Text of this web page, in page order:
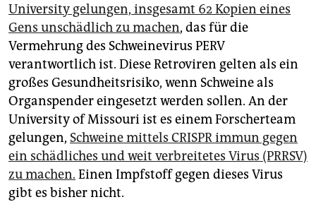
University gelungen, insgesamt 62 Kopien eines
Gens unschädlich zu machen, das für die
Vermehrung des Schweinevirus PERV
verantwortlich ist. Diese Retroviren gelten als ein
großes Gesundheitsrisiko, wenn Schweine als
Organspender eingesetzt werden sollen. An der
University of Missouri ist es einem Forscherteam
gelungen, Schweine mittels CRISPR immun gegen
ein schädliches und weit verbreitetes Virus (PRRSV)
zu machen. Einen Impfstoff gegen dieses Virus
gibt es bisher nicht.